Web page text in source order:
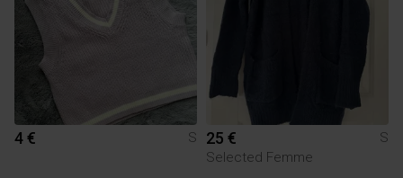
4 € S 25 €
S
Selected Femme